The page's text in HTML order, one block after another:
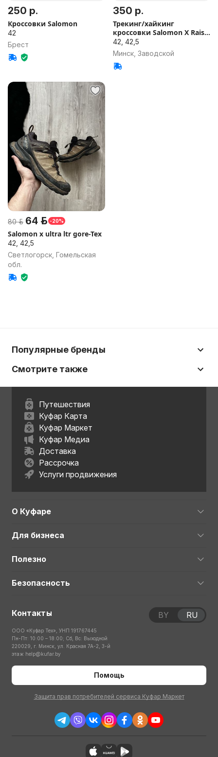
250 р.
Кроссовки Salomon
42
Брест
350 р.
Трекинг/хайкинг
кроссовки Salomon X Raise
Mid GTX
42, 42,5
Минск, Заводской
80 р. 64 р. -20%
Salomon x ultra ltr gore-Tex
42, 42,5
Светлогорск, Гомельская
обл.
Популярные бренды
Смотрите также
Путешествия
Куфар Карта
Куфар Маркет
Куфар Медиа
Доставка
Рассрочка
Услуги продвижения
О Куфаре
Для бизнеса
Полезно
Безопасность
Контакты
ООО «Куфар Тех», УНП 191767445
Пн-Пт: 10:00 – 18:00; Сб, Вс: Выходной
220029, г. Минск, ул. Красная 7А-2, 3-й
этаж help@kufar.by
Помощь
Защита прав потребителей сервиса Куфар Маркет
BY RU